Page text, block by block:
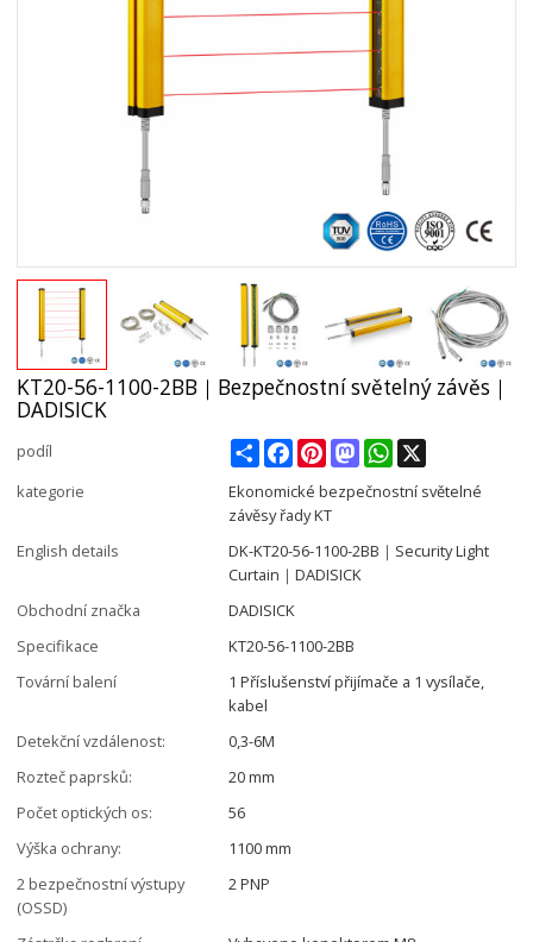
KT20-56-1100-2BB｜Bezpečnostní světelný závěs｜
DADISICK
podíl ShareFacebookPinterestMastodonWhatsApp
kategorie
Ekonomické bezpečnostní světelné
závěsy řady KT
English details
DK-KT20-56-1100-2BB｜Security Light
Curtain｜DADISICK
Obchodní značka
DADISICK
Specifikace
KT20-56-1100-2BB
Tovární balení
1 Příslušenství přijímače a 1 vysílače,
kabel
Detekční vzdálenost:
0,3-6M
Rozteč paprsků:
20 mm
Počet optických os:
56
Výška ochrany:
1100 mm
2 bezpečnostní výstupy
(OSSD)
2 PNP